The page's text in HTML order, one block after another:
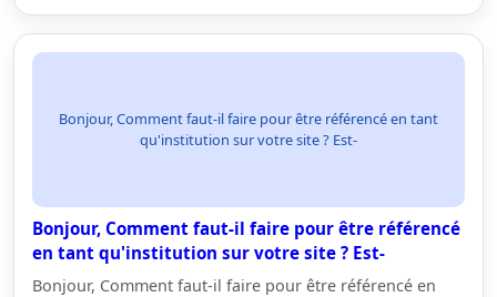
Bonjour, Comment faut-il faire pour être référencé en tant
qu'institution sur votre site ? Est-
Bonjour, Comment faut-il faire pour être référencé
en tant qu'institution sur votre site ? Est-
Bonjour, Comment faut-il faire pour être référencé en